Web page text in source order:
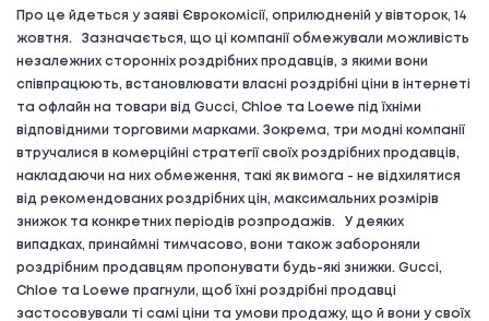
Про це йдеться у заяві Єврокомісії, оприлюдненій у вівторок, 14
жовтня. Зазначається, що ці компанії обмежували можливість
незалежних сторонніх роздрібних продавців, з якими вони
співпрацюють, встановлювати власні роздрібні ціни в інтернеті
та офлайн на товари від Gucci, Chloе та Loewe під їхніми
відповідними торговими марками. Зокрема, три модні компанії
втручалися в комерційні стратегії своїх роздрібних продавців,
накладаючи на них обмеження, такі як вимога - не відхилятися
від рекомендованих роздрібних цін, максимальних розмірів
знижок та конкретних періодів розпродажів. У деяких
випадках, принаймні тимчасово, вони також забороняли
роздрібним продавцям пропонувати будь-які знижки. Gucci,
Chloе та Loewe прагнули, щоб їхні роздрібні продавці
застосовували ті самі ціни та умови продажу, що й вони у своїх